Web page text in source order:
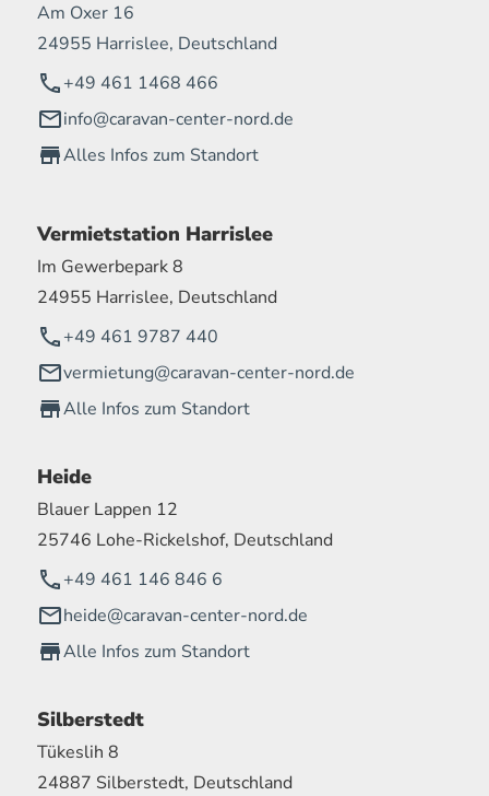
Am Oxer 16
24955 Harrislee, Deutschland
+49 461 1468 466
info@caravan-center-nord.de
Alles Infos zum Standort
Vermietstation Harrislee
Im Gewerbepark 8
24955 Harrislee, Deutschland
+49 461 9787 440
vermietung@caravan-center-nord.de
Alle Infos zum Standort
Heide
Blauer Lappen 12
25746 Lohe-Rickelshof, Deutschland
+49 461 146 846 6
heide@caravan-center-nord.de
Alle Infos zum Standort
Silberstedt
Tükeslih 8
24887 Silberstedt, Deutschland